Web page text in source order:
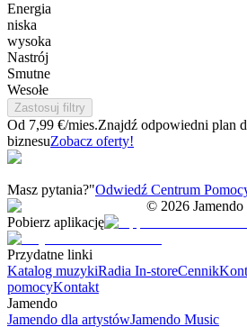
Energia
niska
wysoka
Nastrój
Smutne
Wesołe
Zastosuj filtry
Od 7,99 €/mies.Znajdź odpowiedni plan
biznesuZobacz oferty!
Masz pytania?"Odwiedź Centrum
© 2026
Pobierz aplikację
Przydatne linki
Katalog muzykiRadia In-storeCennik
pomocyKontakt
Jamendo
Jamendo dla artystówJamendo Music